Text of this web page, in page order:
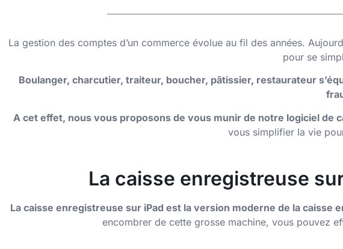
La gestion des comptes d’un commerce évolue au fil des années.
pour se
Boulanger, charcutier, traiteur, boucher, pâtissier, restaurateur
A cet effet, nous vous proposons de vous munir de notre logiciel de
vous simplifier la vie
La caisse enregistreuse
La caisse enregistreuse sur iPad est la version moderne de la caisse
encombrer de cette grosse machine, vous pouvez